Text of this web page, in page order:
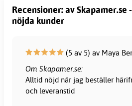
Recensioner: av Skapamer.se
nöjda kunder
(5 av 5) av Maya
Om Skapamer.se:
Alltid nöjd när jag beställer
och leveranstid